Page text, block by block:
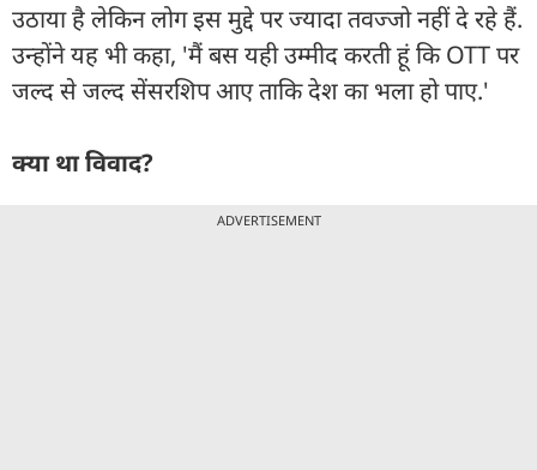
उठाया है लेकिन लोग इस मुद्दे पर ज्यादा तवज्जो नहीं दे रहे हैं.
उन्होंने यह भी कहा, 'मैं बस यही उम्मीद करती हूं कि OTT पर
जल्द से जल्द सेंसरशिप आए ताकि देश का भला हो पाए.'
क्या था विवाद?
ADVERTISEMENT